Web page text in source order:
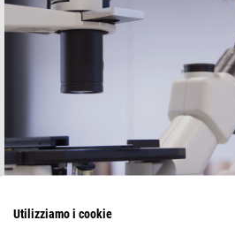
Utilizziamo i cookie